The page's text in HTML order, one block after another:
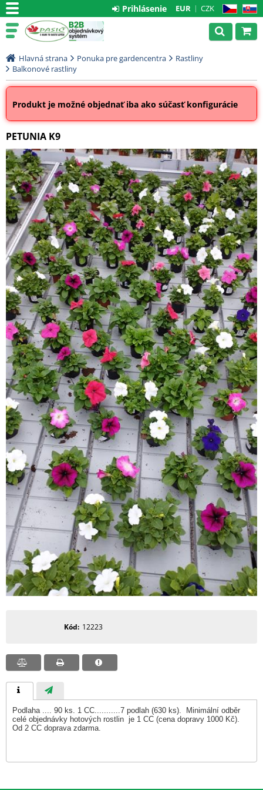
CZ SK
EUR CZK
Prihlásenie
Hlavná strana Ponuka pre gardencentra
Rastliny
Balkonové rastliny
Produkt je možné objednať iba ako súčasť konfigurácie
PETUNIA K9
Kód 12223
Podlaha .... 90 ks. 1 CC...........7 podlah (630 ks). Minimální odběr
celé objednávky hotových rostlin je 1 CC (cena dopravy 1000 Kč).
Od 2 CC doprava zdarma.